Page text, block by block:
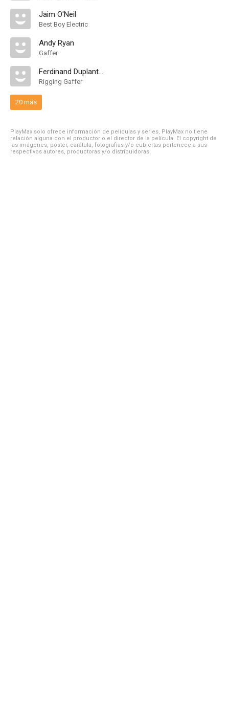
Jaim O'Neil
Best Boy Electric
Andy Ryan
Gaffer
Ferdinand Duplantier Jr.
Rigging Gaffer
20 más
PlayMax solo ofrece información de películas y series, PlayMax no tiene
relación alguna con el productor o el director de la película. El copyright de
las imágenes, póster, carátula, fotografías y/o cubiertas pertenece a sus
respectivos autores, productoras y/o distribuidoras.